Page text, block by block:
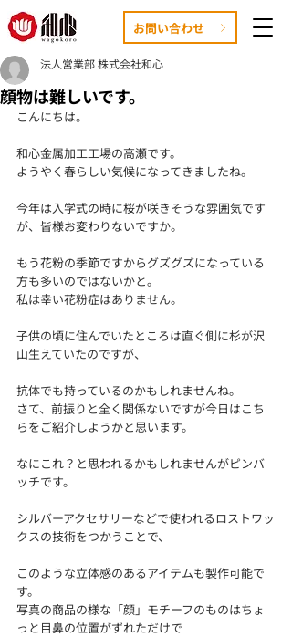
お問い合わせ
顔物は難しいです。
法人営業部 株式会社和心
こんにちは。
和心金属加工工場の高瀬です。
ようやく春らしい気候になってきましたね。
今年は入学式の時に桜が咲きそうな雰囲気です
が、皆様お変わりないですか。
もう花粉の季節ですからグズグズになっている
方も多いのではないかと。
私は幸い花粉症はありません。
子供の頃に住んでいたところは直ぐ側に杉が沢
山生えていたのですが、
抗体でも持っているのかもしれませんね。
さて、前振りと全く関係ないですが今日はこち
らをご紹介しようかと思います。
なにこれ？と思われるかもしれませんがピンバ
ッチです。
シルバーアクセサリーなどで使われるロストワッ
クスの技術をつかうことで、
このような立体感のあるアイテムも製作可能で
す。
写真の商品の様な「顔」モチーフのものはちょ
っと目鼻の位置がずれただけで